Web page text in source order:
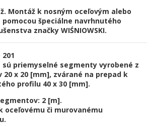
Montáž k nosným oceľovým alebo
špeciálne navrhnutého
značky WIŚNIOWSKI.
201
sú priemyselné segmenty vyrobené z
x 20 [mm], zvárané na prepad k
profilu 40 x 30 [mm].
2 [m].
oceľovému či murovanému